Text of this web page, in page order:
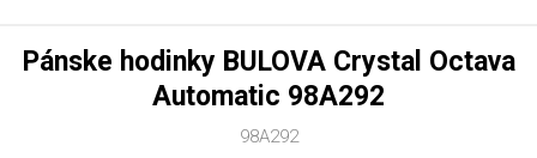
98A292
Pánske hodinky BULOVA Crystal Octava
Automatic 98A292